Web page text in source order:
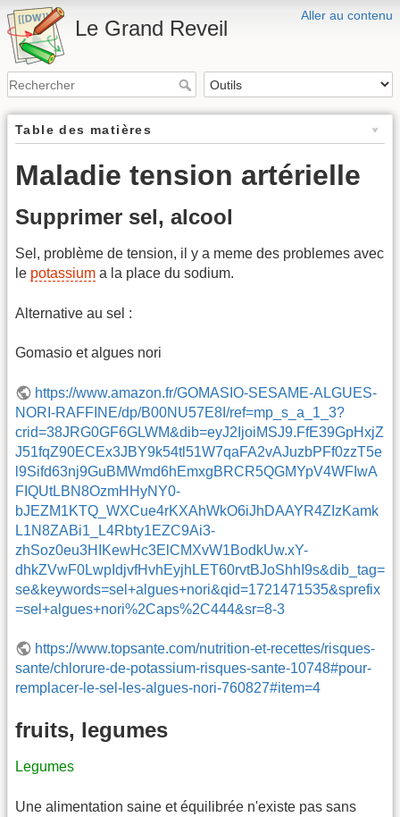
Aller au contenu
Le Grand Reveil
Table des matières
Maladie tension artérielle
Supprimer sel, alcool
Sel, problème de tension, il y a meme des problemes avec
le potassium a la place du sodium.
Alternative au sel :
Gomasio et algues nori
https://www.amazon.fr/GOMASIO-SESAME-ALGUES-
NORI-RAFFINE/dp/B00NU57E8I/ref=mp_s_a_1_3?
crid=38JRG0GF6GLWM&dib=eyJ2IjoiMSJ9.FfE39GpHxjZ
J51fqZ90ECEx3JBY9k54tl51W7qaFA2vAJuzbPFf0zzT5e
l9Sifd63nj9GuBMWmd6hEmxgBRCR5QGMYpV4WFIwA
FIQUtLBN8OzmHHyNY0-
bJEZM1KTQ_WXCue4rKXAhWkO6iJhDAAYR4ZIzKamk
L1N8ZABi1_L4Rbty1EZC9Ai3-
zhSoz0eu3HIKewHc3ElCMXvW1BodkUw.xY-
dhkZVwF0LwpIdjvfHvhEyjhLET60rvtBJoShhI9s&dib_tag=
se&keywords=sel+algues+nori&qid=1721471535&sprefix
=sel+algues+nori%2Caps%2C444&sr=8-3
https://www.topsante.com/nutrition-et-recettes/risques-
sante/chlorure-de-potassium-risques-sante-10748#pour-
remplacer-le-sel-les-algues-nori-760827#item=4
fruits, legumes
Legumes
Une alimentation saine et équilibrée n'existe pas sans